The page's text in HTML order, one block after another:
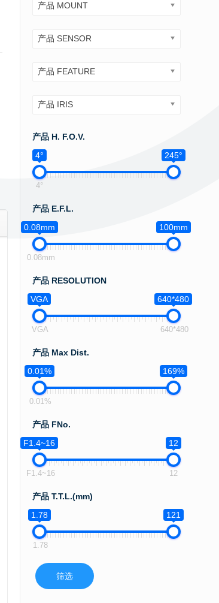
产品 MOUNT
产品 SENSOR
产品 FEATURE
产品 IRIS
产品 H. F.O.V.
4°
245°
4°
产品 E.F.L.
0.08mm
100mm
0.08mm
产品 RESOLUTION
VGA
640*480
VGA 640*480
产品 Max Dist.
0.01%
169%
0.01%
产品 FNo.
F1.4~16
12
F1.4~16 12
产品 T.T.L.(mm)
1.78
121
1.78
筛选